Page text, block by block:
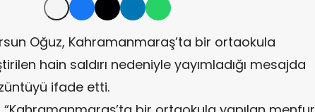
Oğuz, Kahramanmaraş’ta bir ortaokula
hain saldırı nedeniyle yayımladığı mesajda
ifade etti.